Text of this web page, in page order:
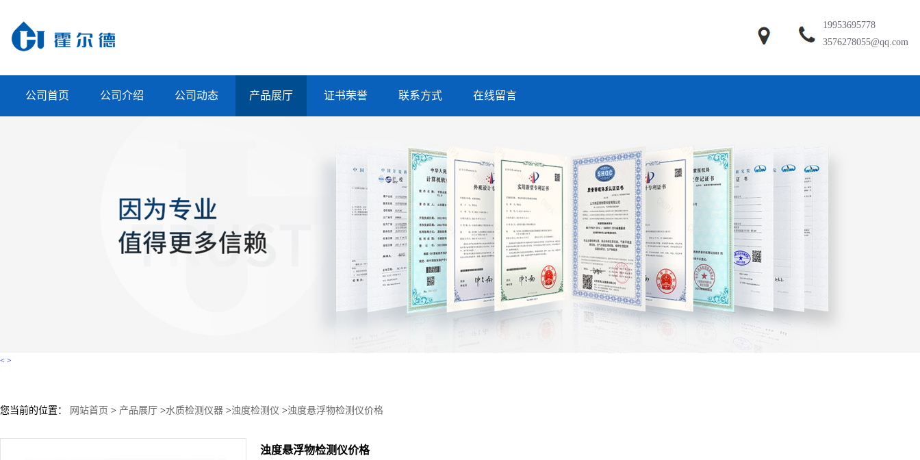
19953695778
3576278055@qq.com
公司首页 公司介绍 公司动态 产品展厅 证书荣誉 联系方式 在线留言
< >
您当前的位置： 网站首页 > 产品展厅 >水质检测仪器 >浊度检测仪 >浊度悬浮物检测仪价格
浊度悬浮物检测仪价格